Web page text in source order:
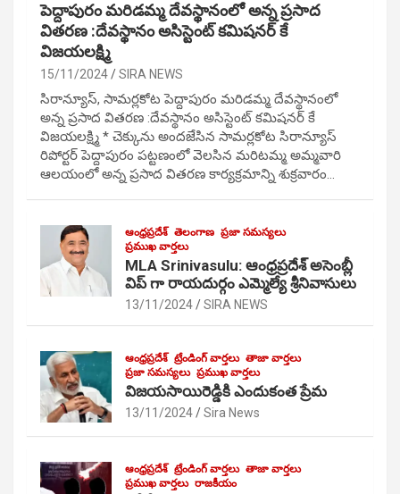
పెద్దాపురం మరిడమ్మ దేవస్థానంలో అన్న ప్రసాద
వితరణ :దేవస్థానం అసిస్టెంట్ కమిషనర్ కే
విజయలక్ష్మి
15/11/2024 SIRA NEWS
సిరాన్యూస్, సామర్లకోట పెద్దాపురం మరిడమ్మ దేవస్థానంలో
అన్న ప్రసాద వితరణ :దేవస్థానం అసిస్టెంట్ కమిషనర్ కే
విజయలక్ష్మి * చెక్కును అందజేసిన సామర్లకోట సిరాన్యూస్
రిపోర్టర్ పెద్దాపురం పట్టణంలో వెలసిన మరిటమ్మ అమ్మవారి
ఆలయంలో అన్న ప్రసాద వితరణ కార్యక్రమాన్ని శుక్రవారం…
ఆంధ్రప్రదేశ్ తెలంగాణ ప్రజా సమస్యలు
ప్రముఖ వార్తలు
MLA Srinivasulu: ఆంధ్రప్రదేశ్ అసెంబ్లీ
విప్ గా రాయదుర్గం ఎమ్మెల్యే శ్రీనివాసులు
13/11/2024 SIRA NEWS
ఆంధ్రప్రదేశ్ ట్రేండింగ్ వార్తలు తాజా వార్తలు
ప్రజా సమస్యలు ప్రముఖ వార్తలు
విజయసాయిరెడ్డికి ఎందుకంత ప్రేమ
13/11/2024 Sira News
ఆంధ్రప్రదేశ్ ట్రేండింగ్ వార్తలు తాజా వార్తలు
ప్రముఖ వార్తలు రాజకీయం